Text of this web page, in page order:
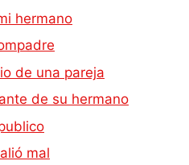
hermano
de una pareja
de su hermano
mal